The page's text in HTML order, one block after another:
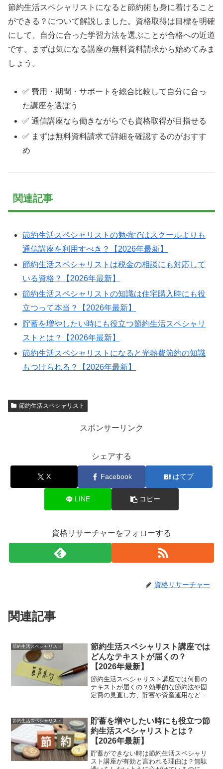
節約生活スペシャリストになると節約術も身に着けること
ができる？について解説しました。資格取得は目標を明確
にして、自分に合った学習方法を選ぶことが合格への近道
です。まずは気になる講座の無料資料請求から始めてみま
しょう。
✅ 費用・期間・サポートを総合比較して自分に合っ
た講座を選ぼう
✅ 通信講座なら働きながらでも資格取得が目指せる
✅ まずは無料資料請求で詳細を確認するのがおすす
め
関連記事
節約生活スペシャリストの勉強ではスクールよりも
通信講座を利用すべき？【2026年最新】
節約生活スペシャリストは税金の相談にも対応して
いる資格？【2026年最新】
節約生活スペシャリストの知識は住宅購入時にも役
立つって本当？【2026年最新】
貯蓄を増やしたい時にも役立つ節約生活スペシャリ
ストとは？【2026年最新】
節約生活スペシャリストになると光熱費節約の知識
もつけられる？【2026年最新】
節約生活スペシャリスト
スポンサーリンク
シェアする
X Facebook はてブ
LINE コピー
資格リサーチャーをフォローする
資格リサーチャー
関連記事
節約生活スペシャリスト
節約生活スペシャリスト講座では
どんなテキストが届くの？
【2026年最新】
節約生活スペシャリスト講座では何冊の
テキストが届くの？効果的な節約法や固
定費の見直し方、貯蓄や資産運用など、
講座です。節約生活スペシャリスト講座
は、通信講座となっており...
節約生活スペシャリスト
貯蓄を増やしたい時にも役立つ節
約生活スペシャリストとは？
【2026年最新】
貯蓄ができない時は節約生活スペシャリ
スト講座が有効と言われる理由は？無駄